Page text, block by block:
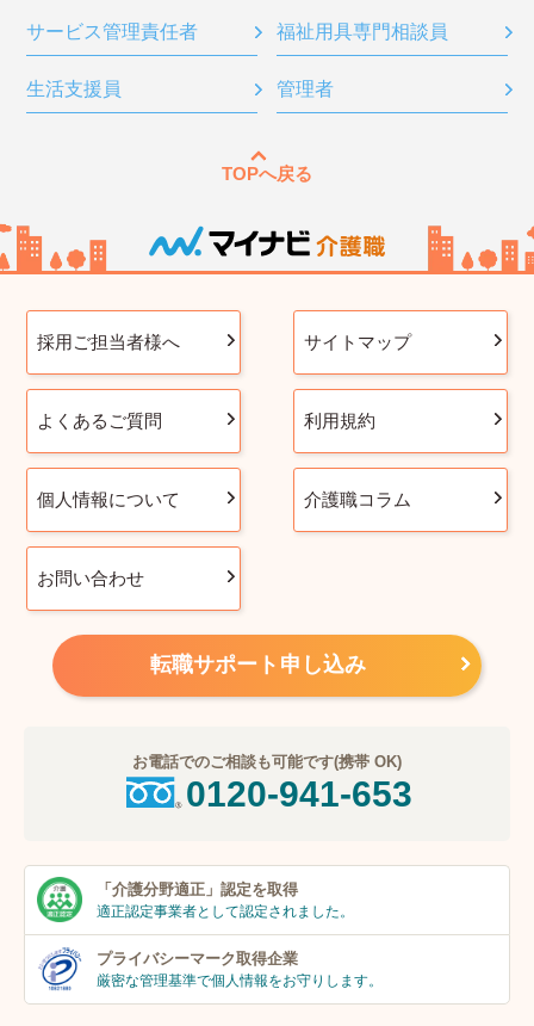
サービス管理責任者 福祉用具専門相談員
生活支援員 管理者
TOPへ戻る
採用ご担当者様へ サイトマップ
よくあるご質問 利用規約
個人情報について 介護職コラム
お問い合わせ
転職サポート申し込み
お電話でのご相談も可能です(携帯 OK)
0120-941-653
「介護分野適正」 認定を取得
適正認定事業者として認定されました。
プライバシーマーク取得企業
厳密な管理基準で個人情報をお守りします。